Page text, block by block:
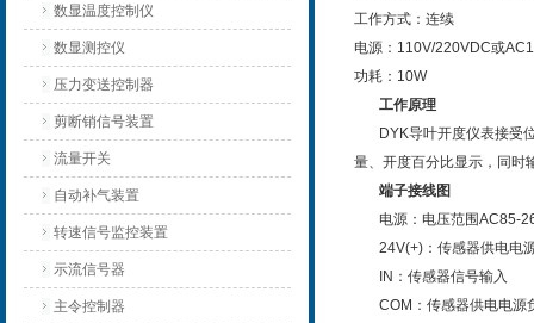
数显温度控制仪
数显测控仪
压力变送控制器
剪断销信号装置
流量开关
自动补气装置
转速信号监控装置
示流信号器
主令控制器
工作方式：连续
电源：110V/220VDC或
功耗：10W
工作原理
DYK导叶开度仪表接受位
量、开度百分比显示，同时
端子接线图
电源：电压范围AC85-
24V(+)：传感器供电电
IN：传感器信号输入
COM：传感器供电电源